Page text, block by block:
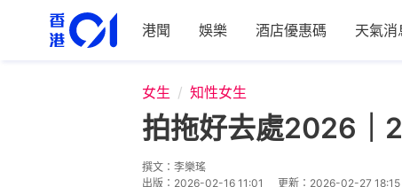
港聞 娛樂 酒店優惠碼 天氣消
女生 知性女生
拍拖好去處2026｜
撰文： 李樂瑤
出版： 2026-02-16 11:01 更新： 2026-02-27 18:15